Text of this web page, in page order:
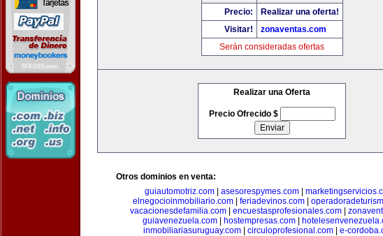
Precio:
Realizar una oferta!
Visitar!
zonaventas.com
Serán consideradas ofertas
Realizar una Oferta
Precio Ofrecido $
Otros dominios en venta:
guiautomotriz.com
asesorespymes.com
elnegocioinmobiliario.com
feriadevinos.com
vacacionesdefamilia.com| encuestasprofesionales.com|
guiavenezuela.com| hostempresas.com|
inmobiliariasuruguay.com| circuloprofesional.com| e-